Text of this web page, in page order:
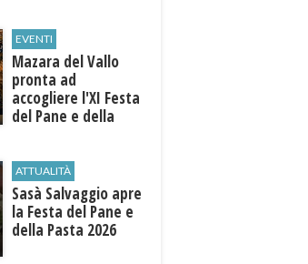
EVENTI
Mazara del Vallo
pronta ad
accogliere l'XI Festa
del Pane e della
ATTUALITÀ
Sasà Salvaggio apre
la Festa del Pane e
della Pasta 2026